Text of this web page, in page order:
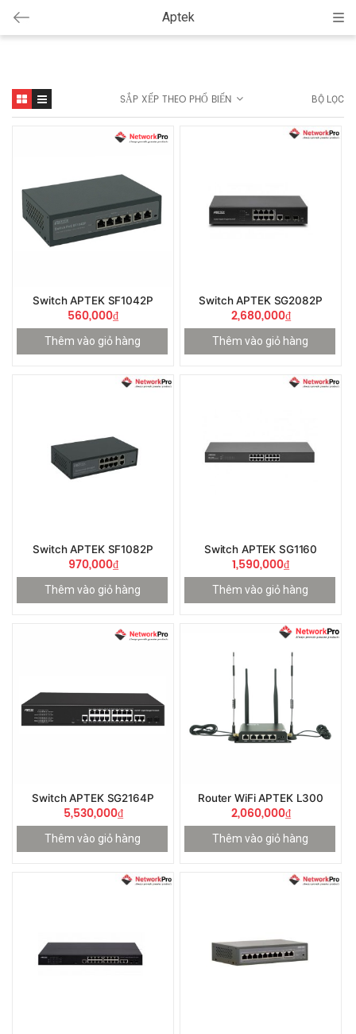
Aptek
SẮP XẾP THEO PHỔ BIẾN BỘ LỌC
Switch APTEK SF1042P
560,000₫
Thêm vào giỏ hàng
Switch APTEK SG2082P
2,680,000₫
Thêm vào giỏ hàng
Switch APTEK SF1082P
970,000₫
Thêm vào giỏ hàng
Switch APTEK SG1160
1,590,000₫
Thêm vào giỏ hàng
Switch APTEK SG2164P
5,530,000₫
Thêm vào giỏ hàng
Router WiFi APTEK L300
2,060,000₫
Thêm vào giỏ hàng